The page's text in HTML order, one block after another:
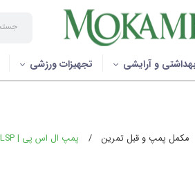
و آرایشی تجهیزات ورزشی
مکمل پمپ و قبل تمرین / پمپ ال اس پی | PUMP LSP